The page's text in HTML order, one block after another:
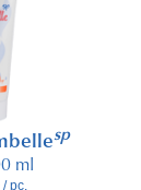
sp
ml
pc.